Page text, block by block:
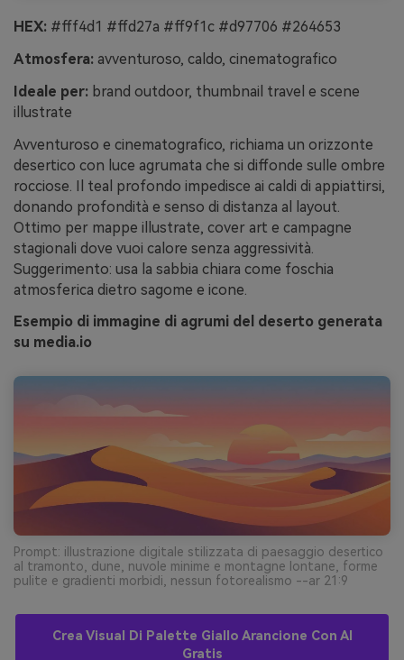
HEX: #fff4d1 #ffd27a #ff9f1c #d97706 #264653
Atmosfera: avventuroso, caldo, cinematografico
Ideale per: brand outdoor, thumbnail travel e scene
illustrate
Avventuroso e cinematografico, richiama un orizzonte
desertico con luce agrumata che si diffonde sulle ombre
rocciose. Il teal profondo impedisce ai caldi di appiattirsi,
donando profondità e senso di distanza al layout.
Ottimo per mappe illustrate, cover art e campagne
stagionali dove vuoi calore senza aggressività.
Suggerimento: usa la sabbia chiara come foschia
atmosferica dietro sagome e icone.
Esempio di immagine di agrumi del deserto generata
su media.io
Prompt: illustrazione digitale stilizzata di paesaggio desertico
al tramonto, dune, nuvole minime e montagne lontane, forme
pulite e gradienti morbidi, nessun fotorealismo --ar 21:9
Crea Visual Di Palette Giallo Arancione Con AI
Gratis